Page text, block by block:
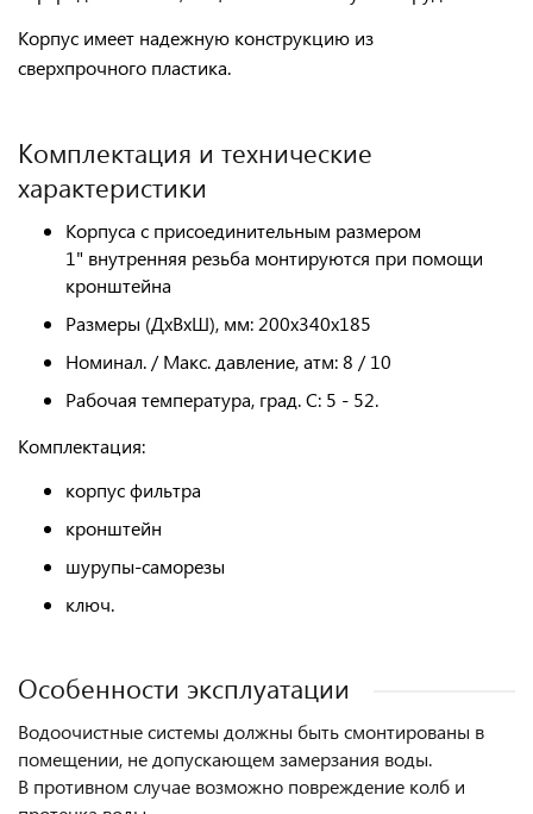
Корпус имеет надежную конструкцию из
сверхпрочного пластика.
Комплектация и технические
характеристики
Корпуса с присоединительным размером
1" внутренняя резьба монтируются при помощи
кронштейна
Размеры (ДхВхШ), мм: 200х340х185
Номинал. / Макс. давление, атм: 8 / 10
Рабочая температура, град. C: 5 - 52.
Комплектация:
корпус фильтра
кронштейн
шурупы-саморезы
ключ.
Особенности эксплуатации
Водоочистные системы должны быть смонтированы в
помещении, не допускающем замерзания воды.
В противном случае возможно повреждение колб и